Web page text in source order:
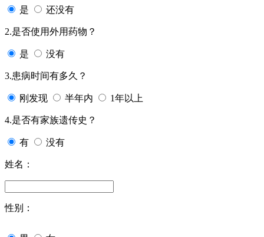
是 还没有
2.是否使用外用药物？
是 没有
3.患病时间有多久？
刚发现 半年内 1年以上
4.是否有家族遗传史？
有 没有
姓名：
性别：